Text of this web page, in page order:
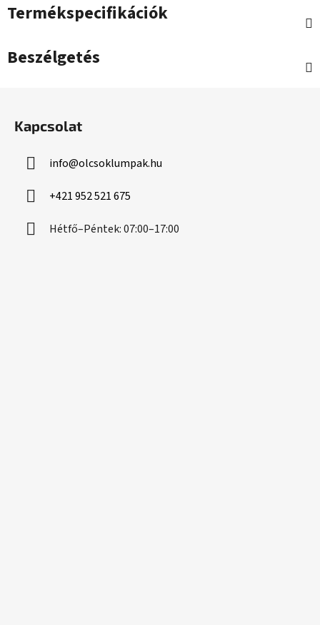
Termékspecifikációk
Beszélgetés
Kapcsolat
info@olcsoklumpak.hu
+421 952 521 675
Hétfő–Péntek: 07:00–17:00